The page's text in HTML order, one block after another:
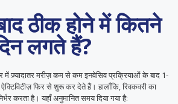
ठीक होने में कितने
लगते हैं?
ज़्यादातर मरीज़ कम से कम इनवेसिव प्रक्रियाओं के बाद 1-
फिर से शुरू कर देते हैं। हालाँकि, रिवकवरी का
करता है। यहाँ अनुमानित समय दिया गया है: